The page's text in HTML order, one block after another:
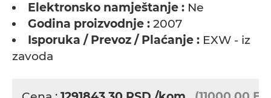
Elektronsko namještanje : Ne
Godina proizvodnje : 2007
Isporuka / Prevoz / Plaćanje : EXW - iz
zavoda